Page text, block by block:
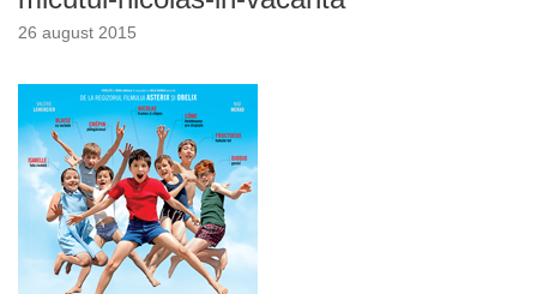
26 august 2015